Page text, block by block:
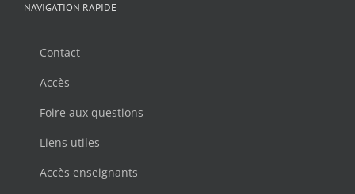
NAVIGATION RAPIDE
Contact
Accès
Foire aux questions
Liens utiles
Accès enseignants